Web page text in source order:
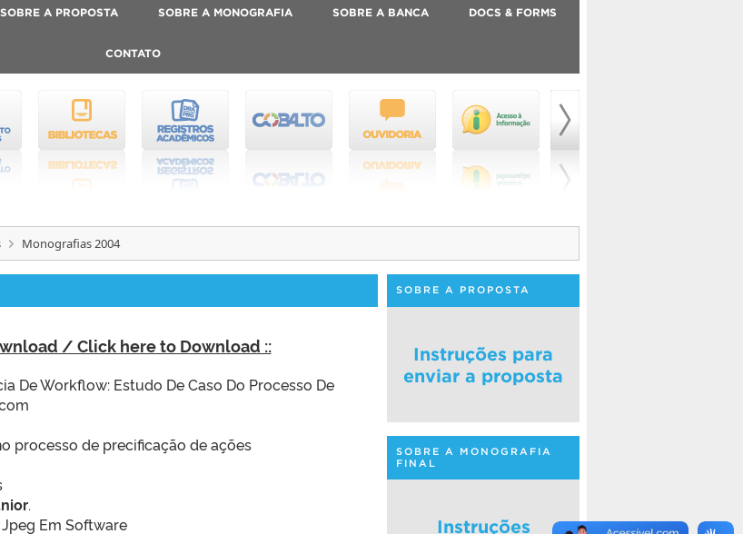
SOBRE A PROPOSTA SOBRE A MONOGRAFIA SOBRE A BANCA DOCS & FORMS
CONTATO
Monografias 2004
/ Click here to Download ::
De Workflow: Estudo De Caso Do Processo De
processo de precificação de ações
.
Em Software
SOBRE A PROPOSTA
Instruções para
enviar a proposta
SOBRE A MONOGRAFIA
FINAL
Instruções